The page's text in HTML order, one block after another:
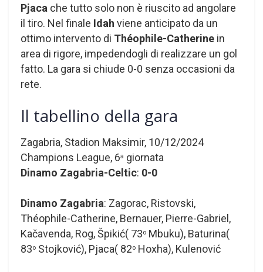
Pjaca che tutto solo non è riuscito ad angolare
il tiro. Nel finale Idah viene anticipato da un
ottimo intervento di Théophile-Catherine in
area di rigore, impedendogli di realizzare un gol
fatto. La gara si chiude 0-0 senza occasioni da
rete.
Il tabellino della gara
Zagabria, Stadion Maksimir, 10/12/2024
Champions League, 6a giornata
Dinamo Zagabria-Celtic: 0-0
Dinamo Zagabria: Zagorac, Ristovski,
Théophile-Catherine, Bernauer, Pierre-Gabriel,
Kačavenda, Rog, Špikić( 73o Mbuku), Baturina(
83o Stojković), Pjaca( 82o Hoxha), Kulenović